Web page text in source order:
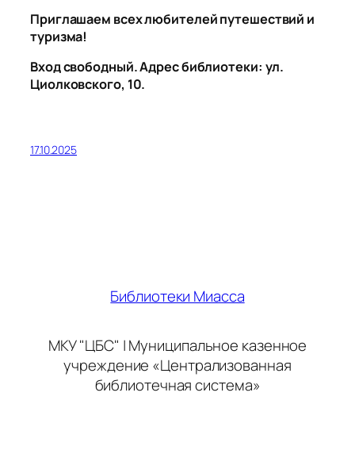
Приглашаем всех любителей путешествий и
туризма!
Вход свободный. Адрес библиотеки: ул.
Циолковского, 10.
17.10.2025
Библиотеки Миасса
МКУ "ЦБС" | Муниципальное казенное
учреждение «Централизованная
библиотечная система»